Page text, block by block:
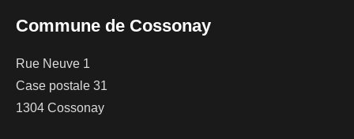
Commune de Cossonay
Rue Neuve 1
Case postale 31
1304 Cossonay